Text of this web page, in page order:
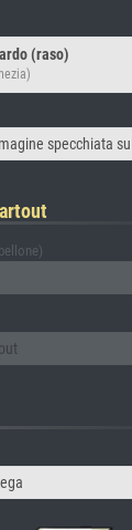
(raso)
specchiata